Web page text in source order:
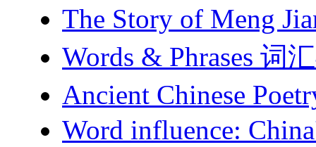
The Story of Meng
Words & Phrases 词
Ancient Chinese
Word influence: